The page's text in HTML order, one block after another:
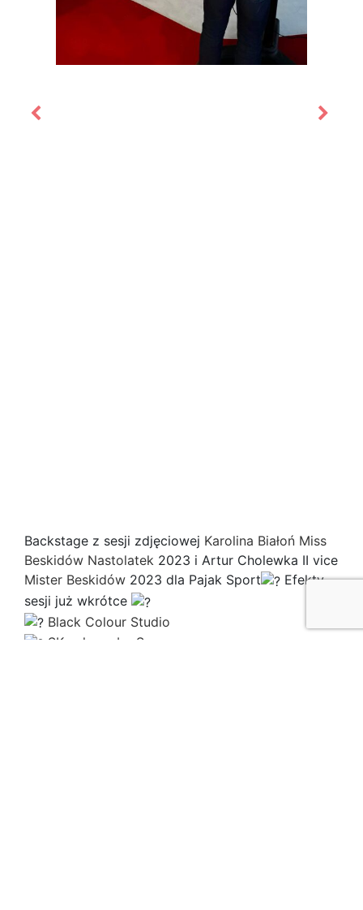
Backstage z sesji zdjęciowej Karolina Białoń Miss
Beskidów Nastolatek 2023 i Artur Cholewka II vice
Mister Beskidów 2023 dla Pajak Sport
Efekty
sesji już wkrótce
Black Colour Studio
SKmakeup by Sara